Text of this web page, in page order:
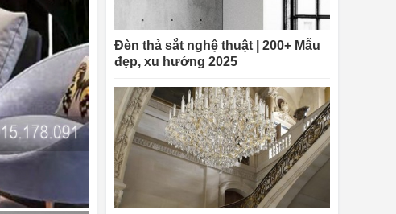
Đèn thả sắt nghệ thuật | 200+ Mẫu
đẹp, xu hướng 2025